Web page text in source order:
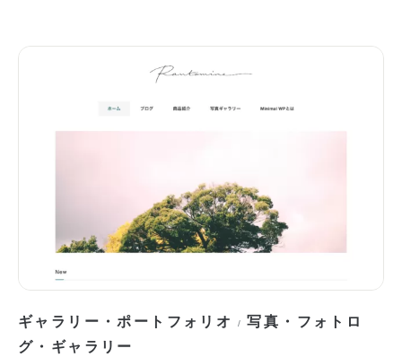
ギャラリー・ポートフォリオ /写真・フォトロ
グ・ギャラリー